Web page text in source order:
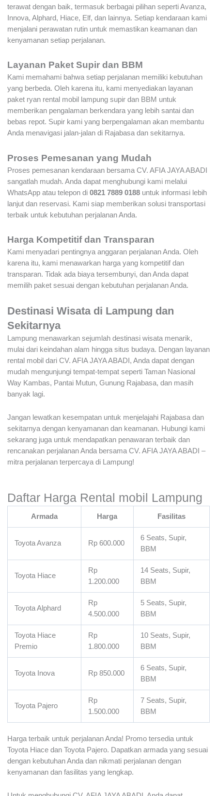
terawat dengan baik, termasuk berbagai pilihan seperti Avanza,
Innova, Alphard, Hiace, Elf, dan lainnya. Setiap kendaraan kami
menjalani perawatan rutin untuk memastikan keamanan dan
kenyamanan setiap perjalanan.
Layanan Paket Supir dan BBM
Kami memahami bahwa setiap perjalanan memiliki kebutuhan
yang berbeda. Oleh karena itu, kami menyediakan layanan
paket ryan rental mobil lampung supir dan BBM untuk
memberikan pengalaman berkendara yang lebih santai dan
bebas repot. Supir kami yang berpengalaman akan membantu
Anda menavigasi jalan-jalan di Rajabasa dan sekitarnya.
Proses Pemesanan yang Mudah
Proses pemesanan kendaraan bersama CV. AFIA JAYA ABADI
sangatlah mudah. Anda dapat menghubungi kami melalui
WhatsApp atau telepon di0821 7889 0188untuk informasi lebih
lanjut dan reservasi. Kami siap memberikan solusi transportasi
terbaik untuk kebutuhan perjalanan Anda.
Harga Kompetitif dan Transparan
Kami menyadari pentingnya anggaran perjalanan Anda. Oleh
karena itu, kami menawarkan harga yang kompetitif dan
transparan. Tidak ada biaya tersembunyi, dan Anda dapat
memilih paket sesuai dengan kebutuhan perjalanan Anda.
Destinasi Wisata di Lampung dan
Sekitarnya
Lampung menawarkan sejumlah destinasi wisata menarik,
mulai dari keindahan alam hingga situs budaya. Dengan layanan
rental mobil dari CV. AFIA JAYA ABADI, Anda dapat dengan
mudah mengunjungi tempat-tempat seperti Taman Nasional
Way Kambas, Pantai Mutun, Gunung Rajabasa, dan masih
banyak lagi.
Jangan lewatkan kesempatan untuk menjelajahi Rajabasa dan
sekitarnya dengan kenyamanan dan keamanan. Hubungi kami
sekarang juga untuk mendapatkan penawaran terbaik dan
rencanakan perjalanan Anda bersama CV. AFIA JAYA ABADI –
mitra perjalanan terpercaya di Lampung!
Daftar Harga Rental mobil Lampung
Armada Harga Fasilitas
Toyota Avanza Rp 600.000
6 Seats, Supir,
BBM
Toyota Hiace
Rp
1.200.000
14 Seats, Supir,
BBM
Toyota Alphard
Rp
4.500.000
5 Seats, Supir,
BBM
Toyota Hiace
Premio
Rp
1.800.000
10 Seats, Supir,
BBM
Toyota Inova Rp 850.000
6 Seats, Supir,
BBM
Toyota Pajero
Rp
1.500.000
7 Seats, Supir,
BBM
Harga terbaik untuk perjalanan Anda! Promo tersedia untuk
Toyota Hiace dan Toyota Pajero. Dapatkan armada yang sesuai
dengan kebutuhan Anda dan nikmati perjalanan dengan
kenyamanan dan fasilitas yang lengkap.